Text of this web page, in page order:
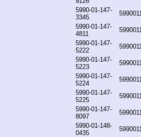
5990-01-147-
3345
5990-01-147-
4811
5990-01-147-
5222
5990-01-147-
5223
5990-01-147-
5224
5990-01-147-
5225
5990-01-147-
8097
5990-01-148-
0435